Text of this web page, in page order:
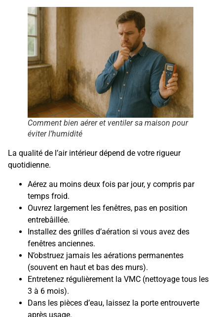
Comment bien aérer et ventiler sa maison pour
éviter l’humidité
La qualité de l’air intérieur dépend de votre rigueur
quotidienne.
Aérez au moins deux fois par jour, y compris par
temps froid.
Ouvrez largement les fenêtres, pas en position
entrebâillée.
Installez des grilles d’aération si vous avez des
fenêtres anciennes.
N’obstruez jamais les aérations permanentes
(souvent en haut et bas des murs).
Entretenez régulièrement la VMC (nettoyage tous les
3 à 6 mois).
Dans les pièces d’eau, laissez la porte entrouverte
après usage.